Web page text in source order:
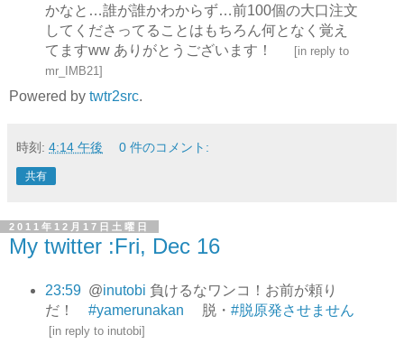
かなと…誰が誰かわからず…前100個の大口注文
してくださってることはもちろん何となく覚え
てますww ありがとうございます！
[in reply to
mr_IMB21]
Powered by twtr2src.
時刻: 4:14 午後 0 件のコメント:
共有
2011年12月17日土曜日
My twitter :Fri, Dec 16
23:59 @inutobi 負けるなワンコ！お前が頼り
だ！ #yamerunakan 脱・ #脱原発させません
[in reply to inutobi]